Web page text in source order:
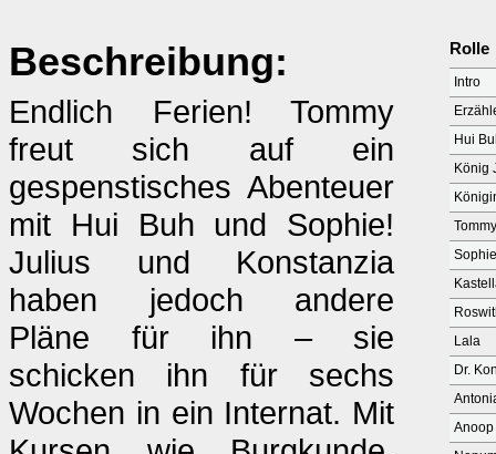
Beschreibung:
Endlich Ferien! Tommy
freut sich auf ein
gespenstisches Abenteuer
mit Hui Buh und Sophie!
Julius und Konstanzia
haben jedoch andere
Pläne für ihn – sie
schicken ihn für sechs
Wochen in ein Internat. Mit
Rolle
Intro
Hui
König
Tommy
Sophie
Lala
Dr.